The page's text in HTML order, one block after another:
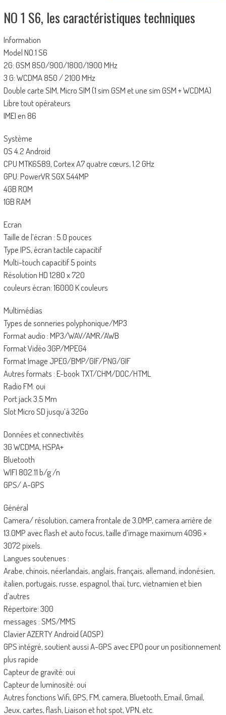
NO 1 S6, les caractéristiques techniques
Information
Model NO.1 S6
2G: GSM 850/900/1800/1900 MHz
3 G: WCDMA 850 / 2100 MHz
Double carte SIM, Micro SIM (1 sim GSM et une sim GSM + WCDMA)
Libre tout opérateurs
IMEI en 86
Système
OS 4.2 Android
CPU MTK6589, Cortex A7 quatre cœurs, 1.2 GHz
GPU: PowerVR SGX 544MP
4GB ROM
1GB RAM
Ecran
Taille de l’écran : 5.0 pouces
Type IPS, écran tactile capacitif
Multi-touch capacitif 5 points
Résolution HD 1280 x 720
couleurs écran: 16000 K couleurs
Multimédias
Types de sonneries polyphonique/MP3
Format audio : MP3/WAV/AMR/AWB
Format Vidéo 3GP/MPEG4
Format Image JPEG/BMP/GIF/PNG/GIF
Autres formats : E-book TXT/CHM/DOC/HTML
Radio FM: oui
Port jack 3.5 Mm
Slot Micro SD jusqu’à 32Go
Données et connectivités
3G WCDMA, HSPA+
Bluetooth
WIFI 802.11 b/g /n
GPS/ A-GPS
Général
Camera/ résolution, camera frontale de 3.0MP, camera arrière de
13.0MP avec flash et auto focus, taille d’image maximum 4096 ×
3072 pixels.
Langues soutenues :
Arabe, chinois, néerlandais, anglais, français, allemand, indonésien,
italien, portugais, russe, espagnol, thaï, turc, vietnamien et bien
d’autres
Répertoire: 300
messages : SMS/MMS
Clavier AZERTY Android (AOSP)
GPS intégré, soutient aussi A-GPS avec EPO pour un positionnement
plus rapide
Capteur de gravité: oui
Capteur de luminosité: oui
Autres fonctions Wifi, GPS, FM, camera, Bluetooth, Email, Gmail,
Jeux, cartes, flash, Liaison et hot spot, VPN, etc.